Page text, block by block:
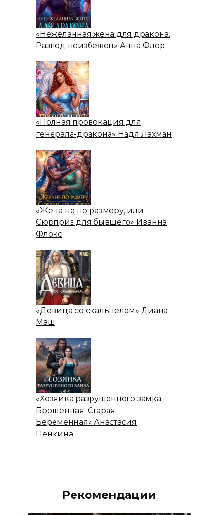
«Нежеланная жена для дракона.
Развод неизбежен» Анна Флор
«Полная провокация для
генерала-дракона» Надя Лахман
«Жена не по размеру, или
Сюрприз для бывшего» Иванна
Флокс
«Девица со скальпелем» Диана
Маш
«Хозяйка разрушенного замка.
Брошенная. Старая.
Беременная» Анастасия
Пенкина
Рекомендации